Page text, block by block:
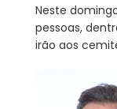
Neste
pessoas,
irão aos